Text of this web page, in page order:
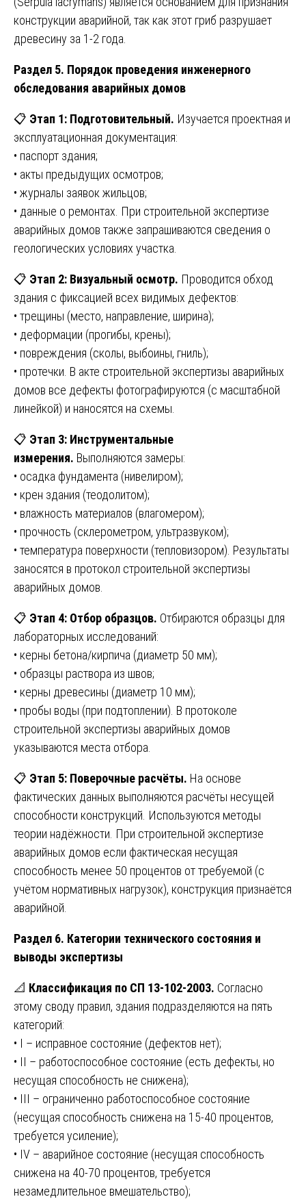
конструкции аварийной, так как этот гриб разрушает
древесину за 1-2 года.
Раздел 5. Порядок проведения инженерного
обследования аварийных домов
📋 Этап 1: Подготовительный. Изучается проектная и
эксплуатационная документация:
• паспорт здания;
• акты предыдущих осмотров;
• журналы заявок жильцов;
• данные о ремонтах. При строительной экспертизе
аварийных домов также запрашиваются сведения о
геологических условиях участка.
📋 Этап 2: Визуальный осмотр. Проводится обход
здания с фиксацией всех видимых дефектов:
• трещины (место, направление, ширина);
• деформации (прогибы, крены);
• повреждения (сколы, выбоины, гниль);
• протечки. В акте строительной экспертизы аварийных
домов все дефекты фотографируются (с масштабной
линейкой) и наносятся на схемы.
📋 Этап 3: Инструментальные
измерения. Выполняются замеры:
• осадка фундамента (нивелиром);
• крен здания (теодолитом);
• влажность материалов (влагомером);
• прочность (склерометром, ультразвуком);
• температура поверхности (тепловизором). Результаты
заносятся в протокол строительной экспертизы
аварийных домов.
📋 Этап 4: Отбор образцов. Отбираются образцы для
лабораторных исследований:
• керны бетона/кирпича (диаметр 50 мм);
• образцы раствора из швов;
• керны древесины (диаметр 10 мм);
• пробы воды (при подтоплении). В протоколе
строительной экспертизы аварийных домов
указываются места отбора.
📋 Этап 5: Поверочные расчёты. На основе
фактических данных выполняются расчёты несущей
способности конструкций. Используются методы
теории надёжности. При строительной экспертизе
аварийных домов если фактическая несущая
способность менее 50 процентов от требуемой (с
учётом нормативных нагрузок), конструкция признаётся
аварийной.
Раздел 6. Категории технического состояния и
выводы экспертизы
📐 Классификация по СП 13-102-2003. Согласно
этому своду правил, здания подразделяются на пять
категорий:
• I – исправное состояние (дефектов нет);
• II – работоспособное состояние (есть дефекты, но
несущая способность не снижена);
• III – ограниченно работоспособное состояние
(несущая способность снижена на 15-40 процентов,
требуется усиление);
• IV – аварийное состояние (несущая способность
снижена на 40-70 процентов, требуется
незамедлительное вмешательство);